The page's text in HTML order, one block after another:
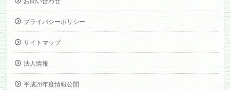
プライバシーポリシー
サイトマップ
法人情報
平成26年度情報公開